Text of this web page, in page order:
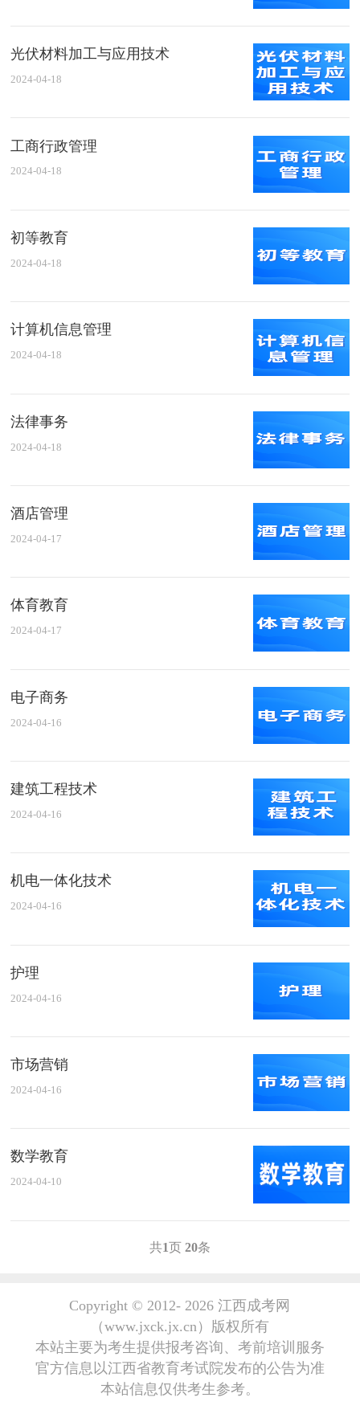
光伏材料加工与应用技术
2024-04-18
工商行政管理
2024-04-18
初等教育
2024-04-18
计算机信息管理
2024-04-18
法律事务
2024-04-18
酒店管理
2024-04-17
体育教育
2024-04-17
电子商务
2024-04-16
建筑工程技术
2024-04-16
机电一体化技术
2024-04-16
护理
2024-04-16
市场营销
2024-04-16
数学教育
2024-04-10
共1页 20条
Copyright © 2012- 2026 江西成考网
（www.jxck.jx.cn）版权所有
本站主要为考生提供报考咨询、考前培训服务
官方信息以江西省教育考试院发布的公告为准
本站信息仅供考生参考。